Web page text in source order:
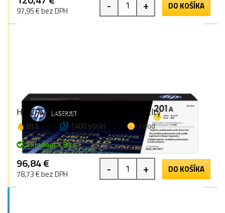
97,95 € bez DPH - + DO KOŠÍKA
HP CF402A (201A), originálny toner, žltý
žltá 1400 strán
1 bod
Skladom > 9 ks
96,84 €
78,73 € bez DPH - + DO KOŠÍKA